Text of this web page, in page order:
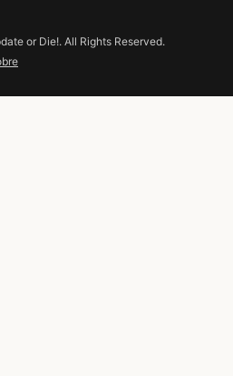
or Die!. All Rights Reserved.